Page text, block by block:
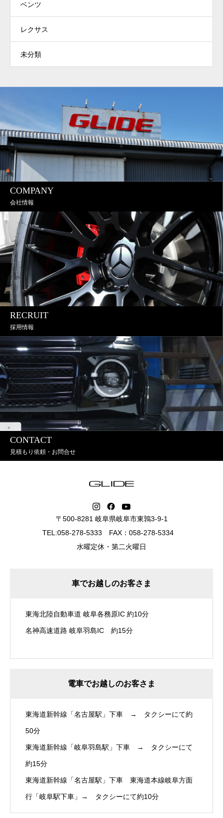
ベンツ
レクサス
未分類
COMPANY
会社情報
RECRUIT
採用情報
CONTACT
見積もり依頼・お問合せ
〒500-8281 岐阜県岐阜市東鶉3-9-1
TEL:058-278-5333 FAX：058-278-5334
水曜定休・第二火曜日
車でお越しのお客さま
東海北陸自動車道 岐阜各務原IC 約10分
名神高速道路 岐阜羽島IC 約15分
電車でお越しのお客さま
東海道新幹線「名古屋駅」下車 → タクシーにて約
50分
東海道新幹線「岐阜羽島駅」下車 → タクシーにて
約15分
東海道新幹線「名古屋駅」下車 東海道本線岐阜方面
行「岐阜駅下車」→ タクシーにて約10分